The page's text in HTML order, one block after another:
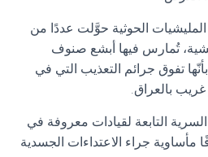
الحوثية حوَّلت عددًا من
تُمارس فيها أبشع صنوف
تفوق جرائم التعذيب التي في
بالعراق.
التابعة لقيادات معروفة في
مأساوية جراء الاعتداءات الجسدية